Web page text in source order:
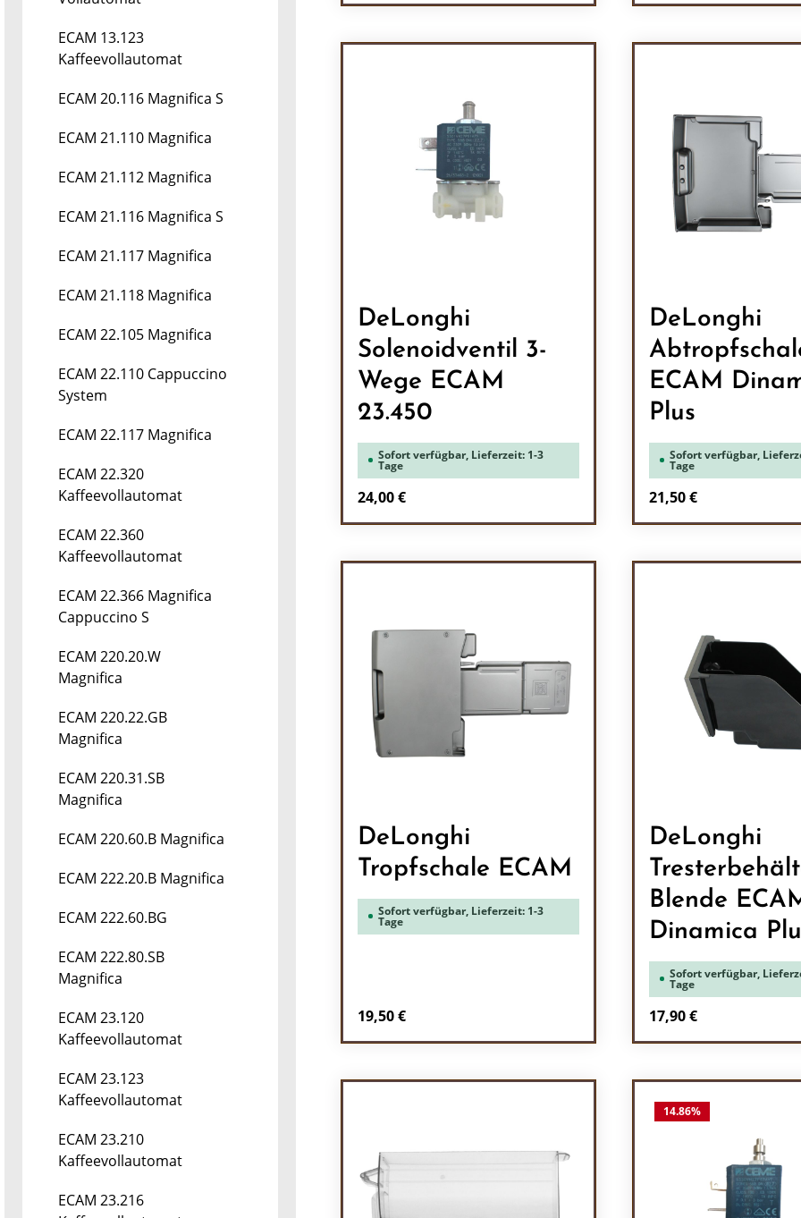
ECAM 13.123
Kaffeevollautomat
ECAM 20.116 Magnifica S
ECAM 21.110 Magnifica
ECAM 21.112 Magnifica
ECAM 21.116 Magnifica S
ECAM 21.117 Magnifica
ECAM 21.118 Magnifica
ECAM 22.105 Magnifica
ECAM 22.110 Cappuccino
System
ECAM 22.117 Magnifica
ECAM 22.320
Kaffeevollautomat
ECAM 22.360
Kaffeevollautomat
ECAM 22.366 Magnifica
Cappuccino S
ECAM 220.20.W
Magnifica
ECAM 220.22.GB
Magnifica
ECAM 220.31.SB
Magnifica
ECAM 220.60.B Magnifica
ECAM 222.20.B Magnifica
ECAM 222.60.BG
ECAM 222.80.SB
Magnifica
ECAM 23.120
Kaffeevollautomat
ECAM 23.123
Kaffeevollautomat
ECAM 23.210
Kaffeevollautomat
ECAM 23.216
DeLonghi
Solenoidventil 3-
Wege ECAM
23.450
Sofort verfügbar, Lieferzeit: 1-3
Tage
Regulärer Preis:
24,00 €
DeLonghi
ECAM
Plus
Sofort verfügbar,
Tage
Regulärer Preis:
21,50 €
DeLonghi
Tropfschale ECAM
Sofort verfügbar, Lieferzeit: 1-3
Tage
Regulärer Preis:
19,50 €
DeLonghi
Blende
Dinamica
Sofort verfügbar,
Tage
Regulärer Preis:
17,90 €
14.86%